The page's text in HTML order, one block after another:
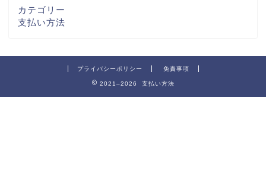
カテゴリー
支払い方法
プライバシーポリシー 免責事項
2021–2026 支払い方法